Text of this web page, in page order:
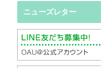
ニューズレター